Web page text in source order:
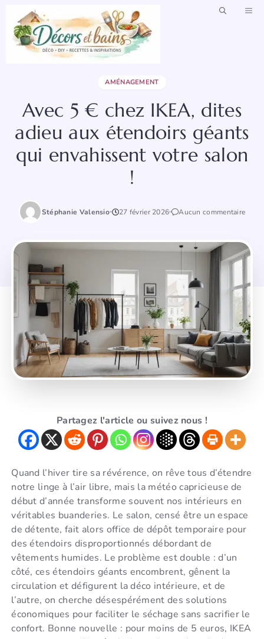
contenu
AMÉNAGEMENT
Avec 5 € chez IKEA, dites
adieu aux étendoirs géants
qui envahissent votre salon
!
Stéphanie Valensio 27 février 2026 Aucun commentaire
Partagez l'article ou suivez nous !
Quand l’hiver tire sa révérence, on rêve tous d’étendre
notre linge à l’air libre, mais la météo capricieuse de
début d’année transforme souvent nos intérieurs en
véritables buanderies. Le salon, censé être un espace
de détente, fait alors office de dépôt temporaire pour
des étendoirs disproportionnés débordant de
vêtements humides. Le problème est double : d’un
côté, ces étendoirs géants encombrent, gênent la
circulation et défigurent la déco intérieure, et de
l’autre, on cherche désespérément des solutions
économiques pour faciliter le séchage sans sacrifier le
confort. Bonne nouvelle : pour moins de 5 euros, IKEA